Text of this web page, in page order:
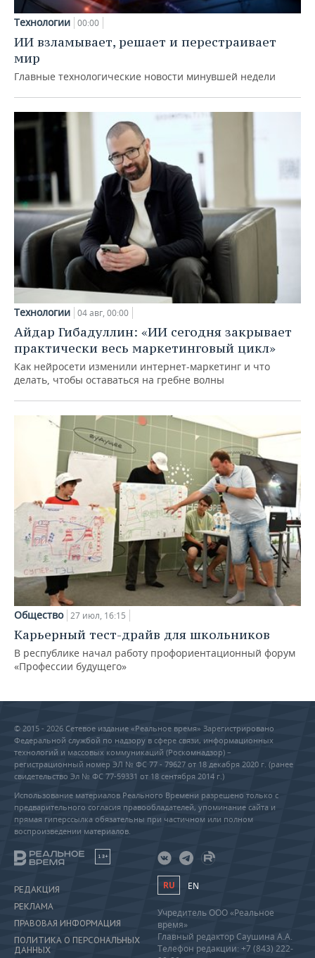
Технологии 00:00
ИИ взламывает, решает и перестраивает
мир
Главные технологические новости минувшей недели
Технологии 04 авг, 00:00
Айдар Гибадуллин: «ИИ сегодня закрывает
практически весь маркетинговый цикл»
Как нейросети изменили интернет-маркетинг и что
делать, чтобы оставаться на гребне волны
Общество 27 июл, 16:15
Карьерный тест-драйв для школьников
В республике начал работу профориентационный форум
«Профессии будущего»
© 2015 - 2026 Сетевое издание «Реальное время» Зарегистрировано
Федеральной службой по надзору в сфере связи, информационных
технологий и массовых коммуникаций (Роскомнадзор) –
регистрационный номер ЭЛ № ФС 77 - 79627 от 18 декабря 2020 г. (ранее
свидетельство Эл № ФС 77-59331 от 18 сентября 2014 г.)
Использование материалов Реального Времени разрешено только с
предварительного согласия правообладателей, упоминание сайта и
прямая гиперссылка обязательны при частичном или полном
воспроизведении материалов.
18+
РЕДАКЦИЯ
РЕКЛАМА
ПРАВОВАЯ ИНФОРМАЦИЯ
ПОЛИТИКА О ПЕРСОНАЛЬНЫХ
ДАННЫХ
RU EN
Учредитель ООО «Реальное
время»
Главный редактор Саушина А.А.
Телефон редакции: +7 (843) 222-